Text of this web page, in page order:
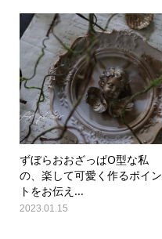
ずぼらおおざっぱO型な私
の、楽して可愛く作るポイン
トをお伝え...
2023.01.15